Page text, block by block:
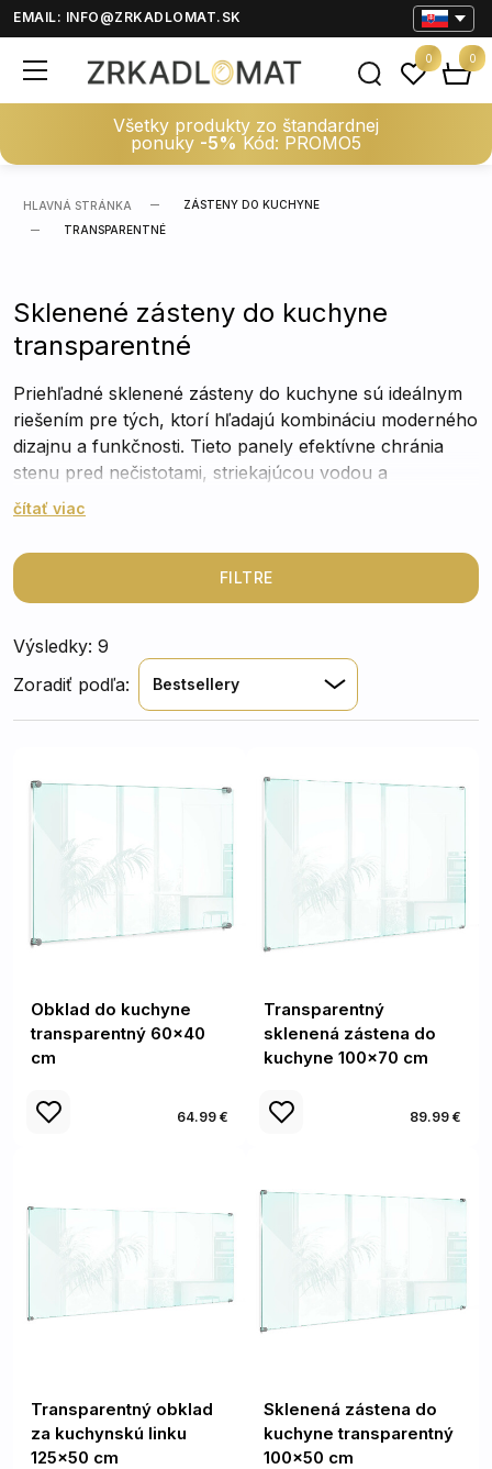
EMAIL: INFO@ZRKADLOMAT.SK
Všetky produkty zo štandardnej
ponuky -5% Kód: PROMO5
0 0
HLAVNÁ STRÁNKA
ZÁSTENY DO KUCHYNE
TRANSPARENTNÉ
Sklenené zásteny do kuchyne
transparentné
Priehľadné sklenené zásteny do kuchyne sú ideálnym
riešením pre tých, ktorí hľadajú kombináciu moderného
dizajnu a funkčnosti. Tieto panely efektívne chránia
stenu pred nečistotami, striekajúcou vodou a
mastnotou pri varení, čo zabezpečuje čistotu a
praktického využitia tieto zásteny pridávajú kuchyni
estetický rozmer – vytvárajú elegantné a moderné
prostredie, ktoré sa hodí do akéhokoľvek interiéru, či
čítať viac
FILTRE
Výsledky: 9
Zoradiť podľa:
Bestsellery
Obklad do kuchyne
transparentný 60x40
cm
64.99 €
Transparentný
sklenená zástena do
kuchyne 100x70 cm
89.99 €
Transparentný obklad
za kuchynskú linku
125x50 cm
Sklenená zástena do
kuchyne transparentný
100x50 cm